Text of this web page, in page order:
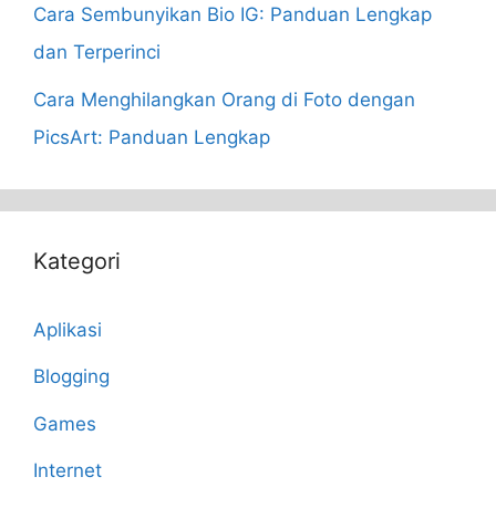
Cara Sembunyikan Bio IG: Panduan Lengkap
dan Terperinci
Cara Menghilangkan Orang di Foto dengan
PicsArt: Panduan Lengkap
Kategori
Aplikasi
Blogging
Games
Internet